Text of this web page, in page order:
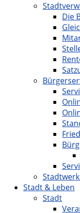
Die
Stadt & Leben
Stadt